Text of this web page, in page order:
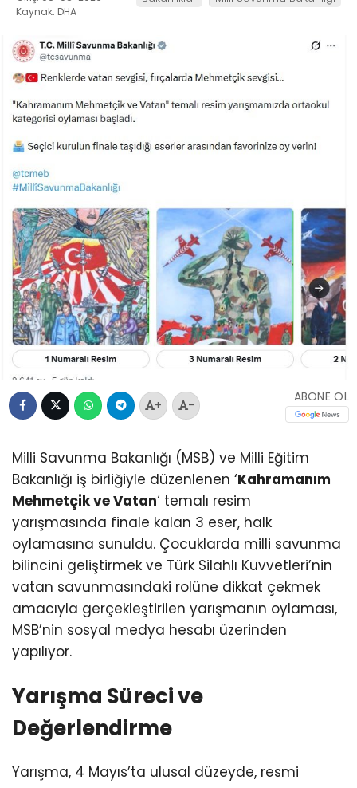
Kaynak: DHA
+ -
ABONE OL
Milli Savunma Bakanlığı (MSB) ve Milli Eğitim
Bakanlığı iş birliğiyle düzenlenen ‘Kahramanım
Mehmetçik ve Vatan‘ temalı resim
yarışmasında finale kalan 3 eser, halk
oylamasına sunuldu. Çocuklarda milli savunma
bilincini geliştirmek ve Türk Silahlı Kuvvetleri’nin
vatan savunmasındaki rolüne dikkat çekmek
amacıyla gerçekleştirilen yarışmanın oylaması,
MSB’nin sosyal medya hesabı üzerinden
yapılıyor.
Yarışma Süreci ve
Değerlendirme
Yarışma, 4 Mayıs’ta ulusal düzeyde, resmi